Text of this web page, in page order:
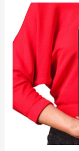
Nuovo
eBook:
Non
Contact